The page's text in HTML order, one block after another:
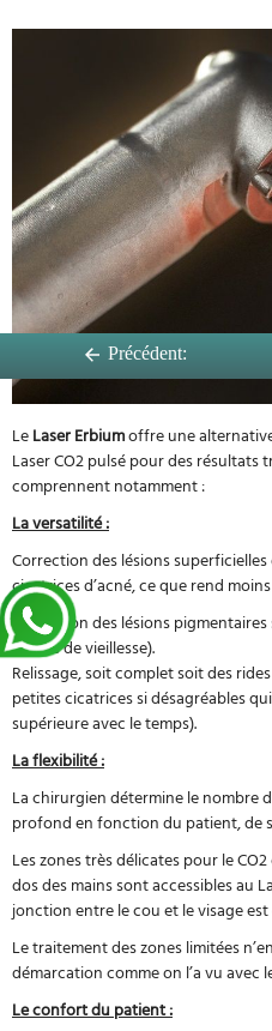
Précédent:
LeLaser Erbiumoffre une
Laser CO2 pulsé pour des résultats
comprennent notamment :
La versatilité :
Correction des lésions
cicatrices d’acné, ce que rend
Correction des lésions
tâches de vieillesse).
Relissage, soit complet soit des
petites cicatrices si désagréables
supérieure avec le temps).
La flexibilité :
La chirurgien détermine le nombre
profond en fonction du patient, de
Les zones très délicates pour le
dos des mains sont accessibles au
jonction entre le cou et le visage
Le traitement des zones limitées
démarcation comme on l’a vu avec
Le confort du patient :